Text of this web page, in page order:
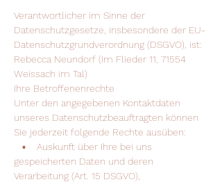
Verantwortlicher im Sinne der
Datenschutzgesetze, insbesondere der EU-
Datenschutzgrundverordnung (DSGVO), ist:
Rebecca Neundorf (Im Flieder 11, 71554
Weissach im Tal)
Ihre Betroffenenrechte
Unter den angegebenen Kontaktdaten
unseres Datenschutzbeauftragten können
Sie jederzeit folgende Rechte ausüben:
▪ Auskunft über Ihre bei uns
gespeicherten Daten und deren
Verarbeitung (Art. 15 DSGVO),